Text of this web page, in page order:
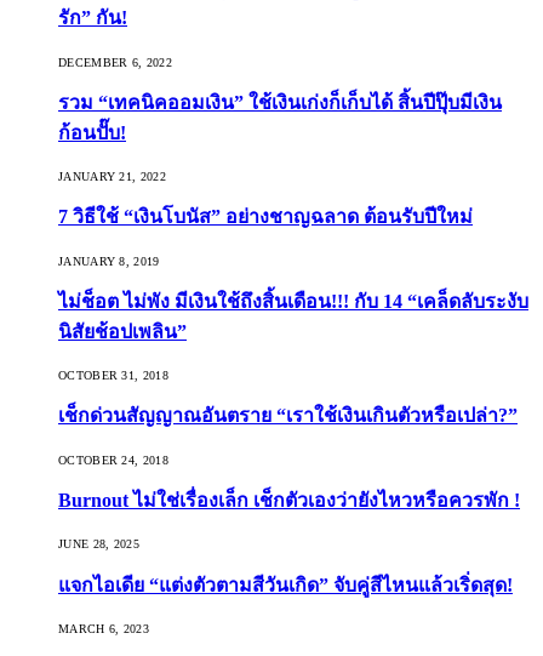
รัก” กัน!
DECEMBER 6, 2022
รวม “เทคนิคออมเงิน” ใช้เงินเก่งก็เก็บได้ สิ้นปีปุ๊บมีเงิน
ก้อนปั๊บ!
JANUARY 21, 2022
7 วิธีใช้ “เงินโบนัส” อย่างชาญฉลาด ต้อนรับปีใหม่
JANUARY 8, 2019
ไม่ช็อต ไม่พัง มีเงินใช้ถึงสิ้นเดือน!!! กับ 14 “เคล็ดลับระงับ
นิสัยช้อปเพลิน”
OCTOBER 31, 2018
เช็กด่วนสัญญาณอันตราย “เราใช้เงินเกินตัวหรือเปล่า?”
OCTOBER 24, 2018
Burnout ไม่ใช่เรื่องเล็ก เช็กตัวเองว่ายังไหวหรือควรพัก !
JUNE 28, 2025
แจกไอเดีย “แต่งตัวตามสีวันเกิด” จับคู่สีไหนแล้วเริ่ดสุด!
MARCH 6, 2023